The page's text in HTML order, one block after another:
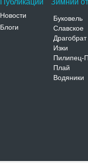
Публикации
Новости
Блоги
Зимний
Буковель
Славское
Драгобрат
Изки
Пилипец-
Плай
Водяники